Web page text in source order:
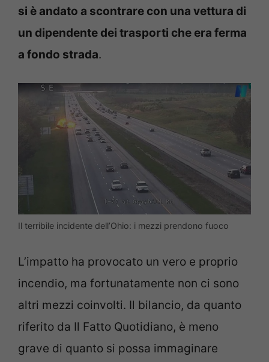
si è andato a scontrare con una vettura di
un dipendente dei trasporti che era ferma
a fondo strada.
Il terribile incidente dell’Ohio: i mezzi prendono fuoco
L’impatto ha provocato un vero e proprio
incendio, ma fortunatamente non ci sono
altri mezzi coinvolti. Il bilancio, da quanto
riferito da Il Fatto Quotidiano, è meno
grave di quanto si possa immaginare